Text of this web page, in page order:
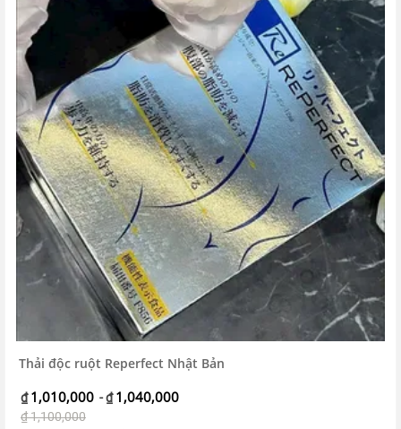
Thải độc ruột Reperfect Nhật Bản
₫ 1,010,000 -₫ 1,040,000
₫1,100,000